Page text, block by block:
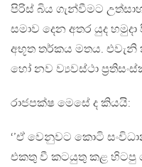
පිරිස් බිය ගැන්වීමට
සමාව දෙන අතර යුද
අභූත තර්කය මතය. එවැනි
හෝ නව ව්‍යවස්ථා
රාජපක්ෂ මෙසේ ද කියයි:
‘’ඒ වෙනුවට කොටි
එකතු වී කටයුතු කළ හිටපු